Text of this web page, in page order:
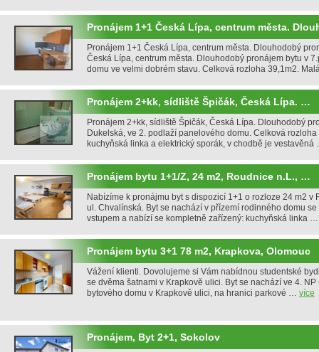
Pronájem 1+1 Česká Lípa, centrum města.
Pronájem 1+1 Česká Lípa, centrum města. Dlouhodobý
Česká Lípa, centrum města. Dlouhodobý pronájem bytu v
domu ve velmi dobrém stavu. Celková rozloha 39,1m2.
Pronájem 2+kk, sídliště Špičák, Česká Lípa. …
Pronájem 2+kk, sídliště Špičák, Česká Lípa. Dlouhodobý
Dukelská, ve 2. podlaží panelového domu. Celková rozloha
kuchyňská linka a elektrický sporák, v chodbě je
Pronájem bytu 1+1/Z, 24 m2, Roudnice n.L., …
Nabízíme k pronájmu byt s dispozicí 1+1 o rozloze 24 m2 v
ul. Chvalínská. Byt se nachází v přízemí rodinného domu se
vstupem a nabízí se kompletně zařízený: kuchyňská linka
Pronájem bytu 3+1 78 m2, Krapkova, Olomouc
Vážení klienti. Dovolujeme si Vám nabídnou studentské
se dvěma šatnami v Krapkově ulici. Byt se nachází ve 4.
bytového domu v Krapkově ulici, na hranici parkové … více
Pronájem, Byt 2+1, Sokolov